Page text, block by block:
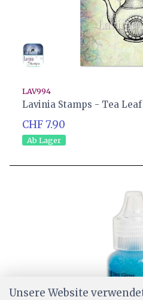
LAV994
Lavinia Stamps - Tea
CHF 7.90
Ab Lager
Unsere Website